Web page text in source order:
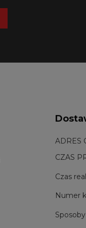
ADRES
CZAS
Czas
Numer